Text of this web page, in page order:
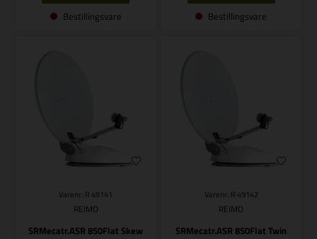
Bestillingsvare Bestillingsvare
Varenr.: R 49141
REIMO
SRMecatr.ASR 850Flat Skew
Varenr.: R 49142
REIMO
SRMecatr.ASR 850Flat Twin